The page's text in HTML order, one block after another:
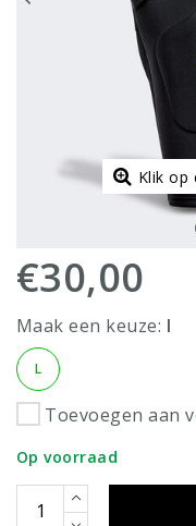
Klik op
€30,00
Maak een keuze: l
L
Toevoegen aan
Op voorraad